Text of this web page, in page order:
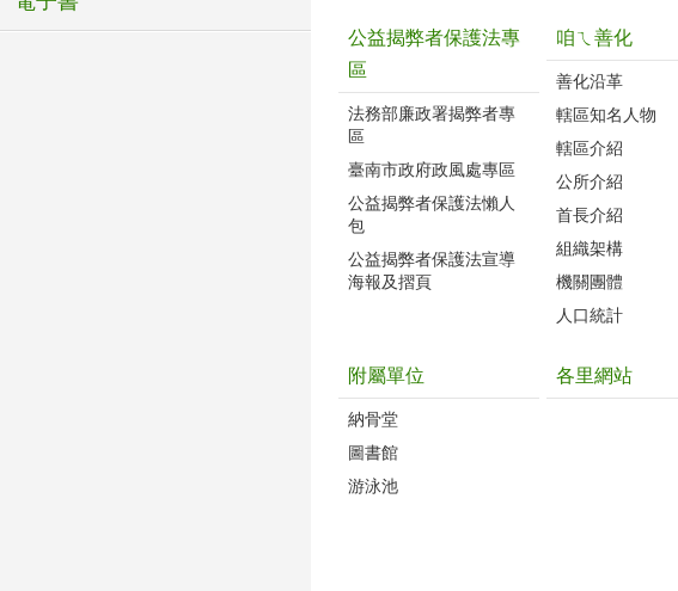
公益揭弊者保護法專
區
法務部廉政署揭弊者專
區
臺南市政府政風處專區
公益揭弊者保護法懶人
包
公益揭弊者保護法宣導
海報及摺頁
咱ㄟ善化
善化沿革‭
轄區知名人物‭
轄區介紹
公所介紹
首長介紹
組織架構
機關團體
人口統計
附屬單位
納骨堂
圖書館
游泳池
各里網站